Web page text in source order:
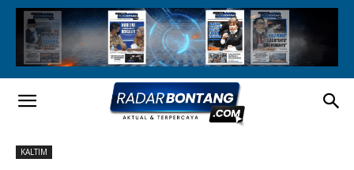
KALTIM